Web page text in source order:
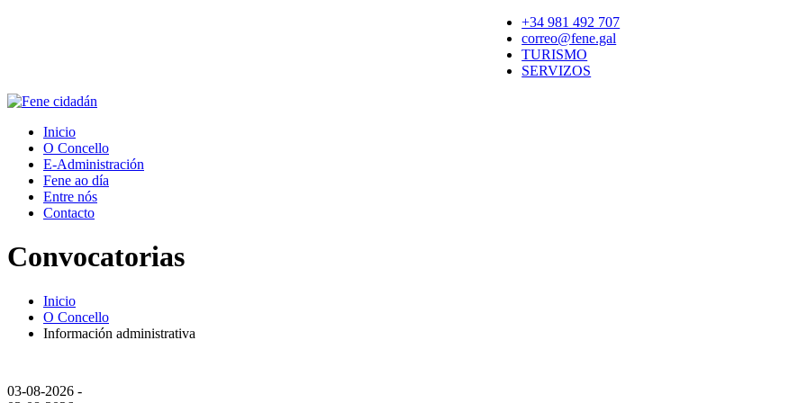
+34 981 492 707
correo@fene.gal
TURISMO
SERVIZOS
Inicio
O Concello
E-Administración
Fene ao día
Entre nós
Contacto
Convocatorias
Inicio
O Concello
Información administrativa
03-08-2026 -